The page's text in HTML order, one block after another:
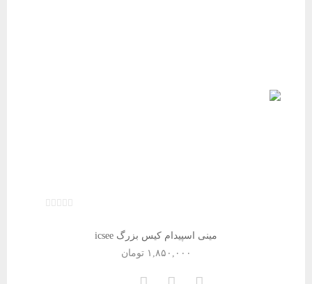
مینی اسپیدام کیس بزرگ icsee
تومان۱,۸۵۰,۰۰۰